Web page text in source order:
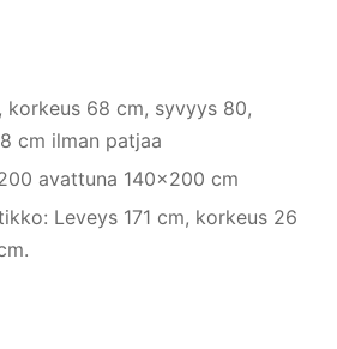
korkeus 68 cm, syvyys 80,
cm ilman patjaa
avattuna 140×200 cm
Leveys 171 cm, korkeus 26